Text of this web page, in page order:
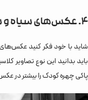
4. عکس‌های سیاه و سفید از کودک
شاید با خود فکر کنید
باید بدانید این نوع
پاکی چهره کودک را بیشتر در